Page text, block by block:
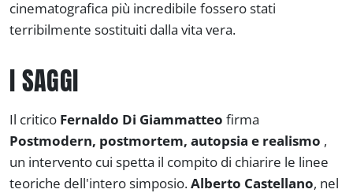
cinematografica più incredibile fossero stati
terribilmente sostituiti dalla vita vera.
I SAGGI
Il critico Fernaldo Di Giammatteo firma
Postmodern, postmortem, autopsia e realismo ,
un intervento cui spetta il compito di chiarire le linee
teoriche dell'intero simposio.Alberto Castellano, nel